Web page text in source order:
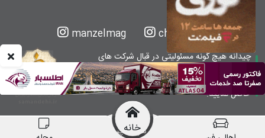
خانه
chidaneh
manzelmag
چیدانه هیچ گونه مسئولیتی در قبال شرکت های
معرفی شده ندارد.
قبل از اقدام به خرید کالا یا خدمات اطمینان کافی را
حاصل نمایید.
همه حقوق این وبسایت متعلق به شرکت چیدانه است.